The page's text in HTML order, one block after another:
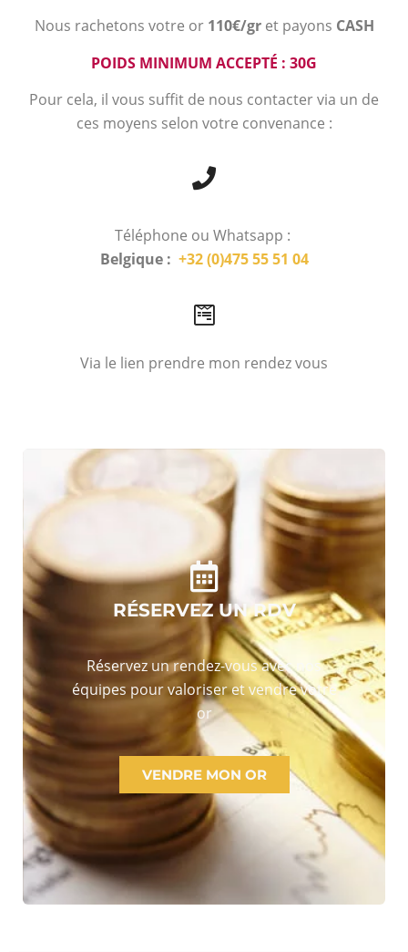
Nous rachetons votre or 110€/gr et payons CASH
POIDS MINIMUM ACCEPTÉ : 30G
Pour cela, il vous suffit de nous contacter via un de
ces moyens selon votre convenance :
Téléphone ou Whatsapp :
Belgique : +32 (0)475 55 51 04
Via le lien prendre mon rendez vous
RÉSERVEZ UN RDV
Réservez un rendez-vous avec nos
équipes pour valoriser et vendre votre
or
VENDRE MON OR